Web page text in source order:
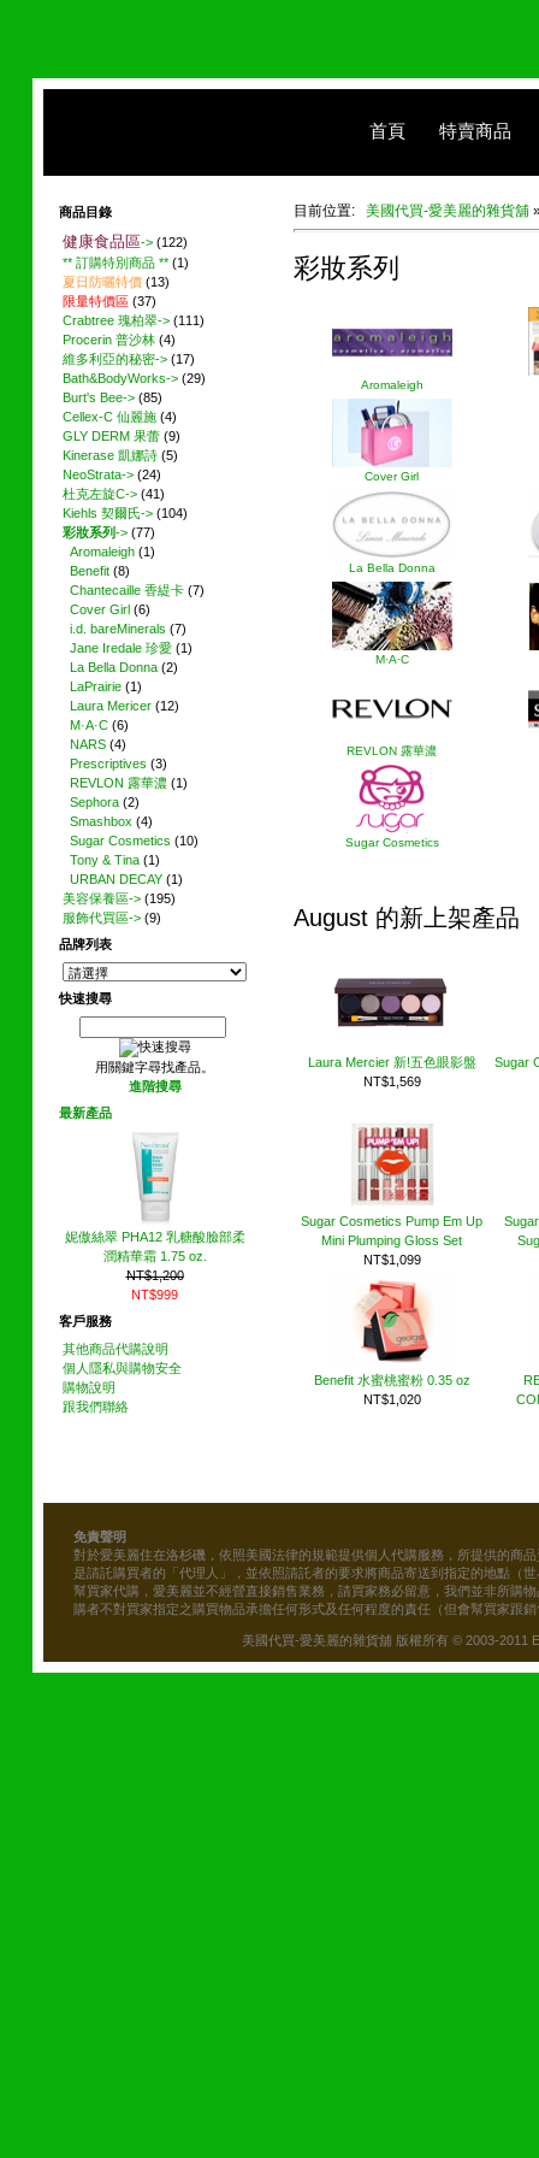
首頁 特賣商品
目前位置: 美國代買-愛美麗的雜貨舖
彩妝系列
Aromaleigh
Cover Girl
La Bella Donna
M·A·C
REVLON 露華濃
Sugar Cosmetics
August 的新上架產品
Laura Mercier 新!五色眼影盤
NT$1,569
Sugar
Sugar Cosmetics Pump Em Up
Mini Plumping Gloss Set
NT$1,099
Benefit 水蜜桃蜜粉 0.35 oz
NT$1,020
商品目錄
健康食品區-> (122)
** 訂購特別商品 ** (1)
夏日防曬特價 (13)
限量特價區 (37)
Crabtree 瑰柏翠-> (111)
Procerin 普沙林 (4)
維多利亞的秘密-> (17)
Bath&BodyWorks-> (29)
Burt's Bee-> (85)
Cellex-C 仙麗施 (4)
GLY DERM 果蕾 (9)
Kinerase 凱娜詩 (5)
NeoStrata-> (24)
杜克左旋C-> (41)
Kiehls 契爾氏-> (104)
彩妝系列-> (77)
Aromaleigh (1)
Benefit (8)
Chantecaille 香緹卡 (7)
Cover Girl (6)
i.d. bareMinerals (7)
Jane Iredale 珍愛 (1)
La Bella Donna (2)
LaPrairie (1)
Laura Mericer (12)
M·A·C (6)
NARS (4)
Prescriptives (3)
REVLON 露華濃 (1)
Sephora (2)
Smashbox (4)
Sugar Cosmetics (10)
Tony & Tina (1)
URBAN DECAY (1)
美容保養區-> (195)
服飾代買區-> (9)
品牌列表
快速搜尋
用關鍵字尋找產品。
進階搜尋
最新產品
妮傲絲翠 PHA12 乳糖酸臉部柔
潤精華霜 1.75 oz.
NT$1,200
NT$999
客戶服務
其他商品代購說明
個人隱私與購物安全
購物說明
跟我們聯絡
免責聲明
對於愛美麗住在洛杉磯，依照美國法律的規範提供個人代購服務，所提供的商
是請託購買者的「代理人」，並依照請託者的要求將商品寄送到指定的地點（
幫買家代購，愛美麗並不經營直接銷售業務，請買家務必留意，我們並非所購
購者不對買家指定之購買物品承擔任何形式及任何程度的責任（但會幫買家跟
美國代買-愛美麗的雜貨舖 版權所有 © 2003-2011